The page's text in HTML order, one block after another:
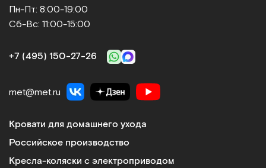
Пн-Пт: 8:00-19:00
Сб-Вс: 11:00-15:00
+7 (495) 150‑27‑26
met@met.ru
Кровати для домашнего ухода
Российское производство
Кресла-коляски с электроприводом